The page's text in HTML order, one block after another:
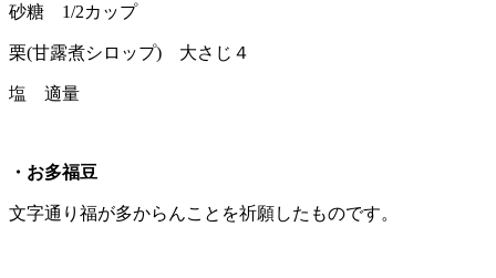
砂糖 1/2カップ
栗(甘露煮シロップ) 大さじ４
塩 適量
・お多福豆
文字通り福が多からんことを祈願したものです。